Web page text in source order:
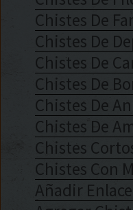
Chistes De
Chistes De
Chistes De
Chistes De
Chistes De
Chistes De
Chistes
Chistes Con
Añadir Enlace